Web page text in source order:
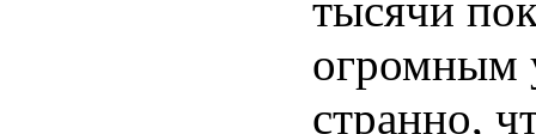
огромным
странно,